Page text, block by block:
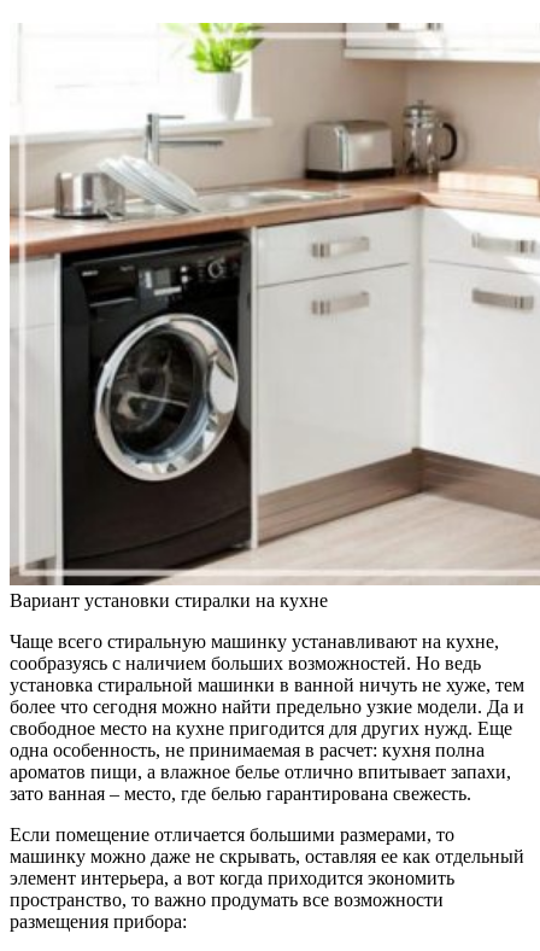
Вариант установки стиралки на кухне
Чаще всего стиральную машинку устанавливают на кухне,
сообразуясь с наличием больших возможностей. Но ведь
установка стиральной машинки в ванной ничуть не хуже, тем
более что сегодня можно найти предельно узкие модели. Да и
свободное место на кухне пригодится для других нужд. Еще
одна особенность, не принимаемая в расчет: кухня полна
ароматов пищи, а влажное белье отлично впитывает запахи,
зато ванная – место, где белью гарантирована свежесть.
Если помещение отличается большими размерами, то
машинку можно даже не скрывать, оставляя ее как отдельный
элемент интерьера, а вот когда приходится экономить
пространство, то важно продумать все возможности
размещения прибора: